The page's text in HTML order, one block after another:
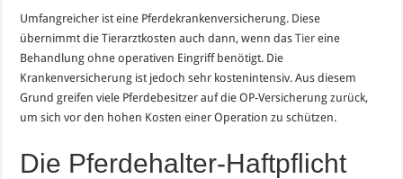
Umfangreicher ist eine Pferdekrankenversicherung. Diese
übernimmt die Tierarztkosten auch dann, wenn dasTier eine
Behandlung ohne operativen Eingriff benötigt. Die
Krankenversicherung ist jedoch sehr kostenintensiv. Aus diesem
Grund greifen viele Pferdebesitzer auf die OP-Versicherung zurück,
um sich vor den hohen Kosten einer Operation zu schützen.
Die Pferdehalter-Haftpflicht